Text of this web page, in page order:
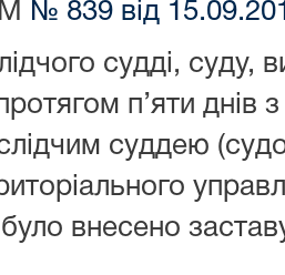
№ 839 від
судді, суду,
п’яти днів
суддею
внесено